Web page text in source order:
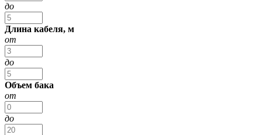
до
Длина кабеля, м
от
до
Объем бака
от
до